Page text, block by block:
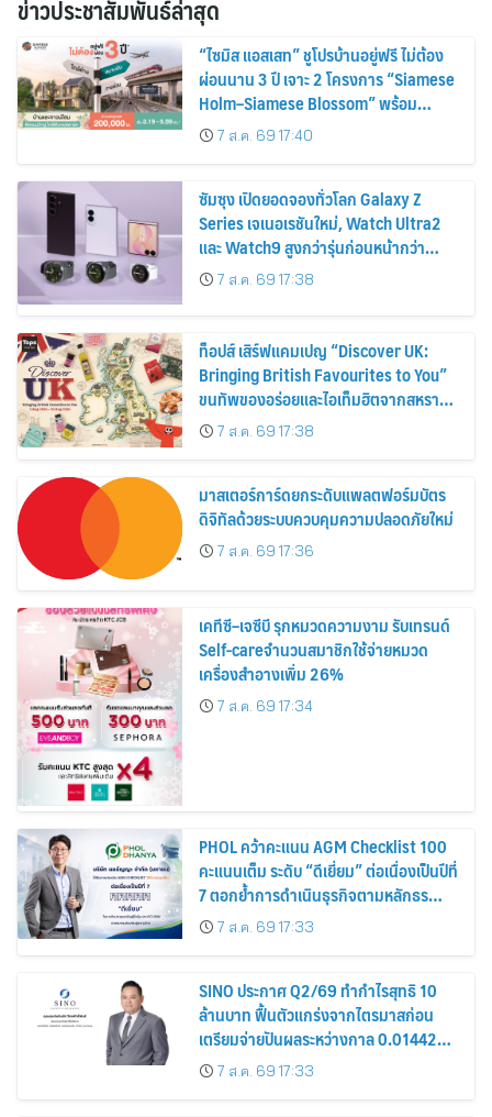
ข่าวประชาสัมพันธ์ล่าสุด
“ไซมิส แอสเสท” ชูโปรบ้านอยู่ฟรี ไม่ต้อง
ผ่อนนาน 3 ปี เจาะ 2 โครงการ “Siamese
Holm–Siamese Blossom” พร้อม
ส่วนลดและสิทธิพิเศษถึง 31 สิงหาคม
2569
7 ส.ค. 69 17:40
ซัมซุง เปิดยอดจองทั่วโลก Galaxy Z
Series เจเนอเรชันใหม่, Watch Ultra2
และ Watch9 สูงกว่ารุ่นก่อนหน้ากว่า
30%7 ส.ค. 69 17:38
ท็อปส์ เสิร์ฟแคมเปญ “Discover UK:
Bringing British Favourites to You”
ขนทัพของอร่อยและไอเท็มฮิตจากสหราช
อาณาจักร ส่งตรงถึงมือตั้งแต่วันนี้ – 18
สิงหาคมนี้
7 ส.ค. 69 17:38
มาสเตอร์การ์ดยกระดับแพลตฟอร์มบัตร
ดิจิทัลด้วยระบบควบคุมความปลอดภัยใหม่
7 ส.ค. 69 17:36
เคทีซี–เจซีบี รุกหมวดความงาม รับเทรนด์
Self-careจำนวนสมาชิกใช้จ่ายหมวด
เครื่องสำอางเพิ่ม 26%
7 ส.ค. 69 17:34
PHOL คว้าคะแนน AGM Checklist 100
คะแนนเต็ม ระดับ “ดีเยี่ยม” ต่อเนื่องเป็นปีที่
7 ตอกย้ำการดำเนินธุรกิจตามหลักธร
รมาภิบาล โปร่งใส สร้างความเชื่อมั่นผู้ถือ
หุ้น
7 ส.ค. 69 17:33
SINO ประกาศ Q2/69 ทำกำไรสุทธิ 10
ล้านบาท ฟื้นตัวแกร่งจากไตรมาสก่อน
เตรียมจ่ายปันผลระหว่างกาล 0.014423
บาทต่อหุ้น ครึ่งปีหลังมุ่งเติบโตต่อเนื่อง
7 ส.ค. 69 17:33